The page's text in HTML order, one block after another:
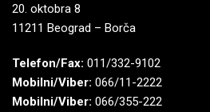
20. oktobra 8
11211 Beograd – Borča
Telefon/Fax: 011/332-9102
Mobilni/Viber: 066/11-2222
Mobilni/Viber: 066/355-222